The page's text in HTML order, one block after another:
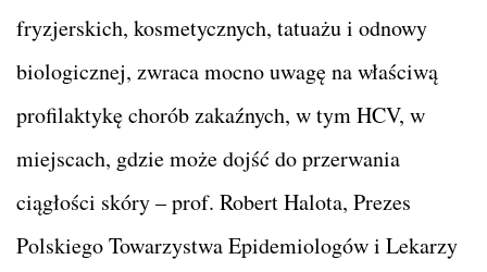
fryzjerskich, kosmetycznych, tatuażu i odnowy
biologicznej, zwraca mocno uwagę na właściwą
profilaktykę chorób zakaźnych, w tym HCV, w
miejscach, gdzie może dojść do przerwania
ciągłości skóry – prof. Robert Halota, Prezes
Polskiego Towarzystwa Epidemiologów i Lekarzy